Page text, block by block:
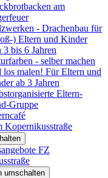
am
- Drachenbau für
) Eltern und Kinder
3 bis 6 Jahren
- selber machen
los malen! Für Eltern und
ab 3 Jahren
Eltern-
Gruppe
Kopernikusstraße
FZ
umschalten